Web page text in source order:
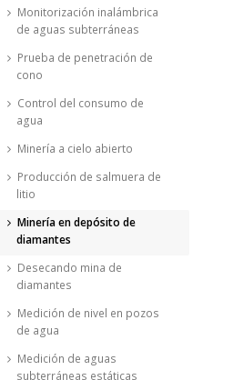
Monitorización inalámbrica
de aguas subterráneas
Prueba de penetración de
cono
Control del consumo de
agua
Minería a cielo abierto
Producción de salmuera de
litio
Minería en depósito de
diamantes
Desecando mina de
diamantes
Medición de nivel en pozos
de agua
Medición de aguas
subterráneas estáticas